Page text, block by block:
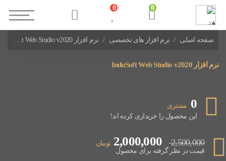
صفحه اصلی نرم افزار های تخصصی
نرم افزارهای HMI و Monitoring
نرم افزار InduSoft Web Studio v2020
نرم افزار InduSoft Web Studio v2020
0 مشتری
این محصول را خریداری کرده اند!
2,500,000
2,000,000 تومان
قیمت در نظر گرفته برای محصول
0
0